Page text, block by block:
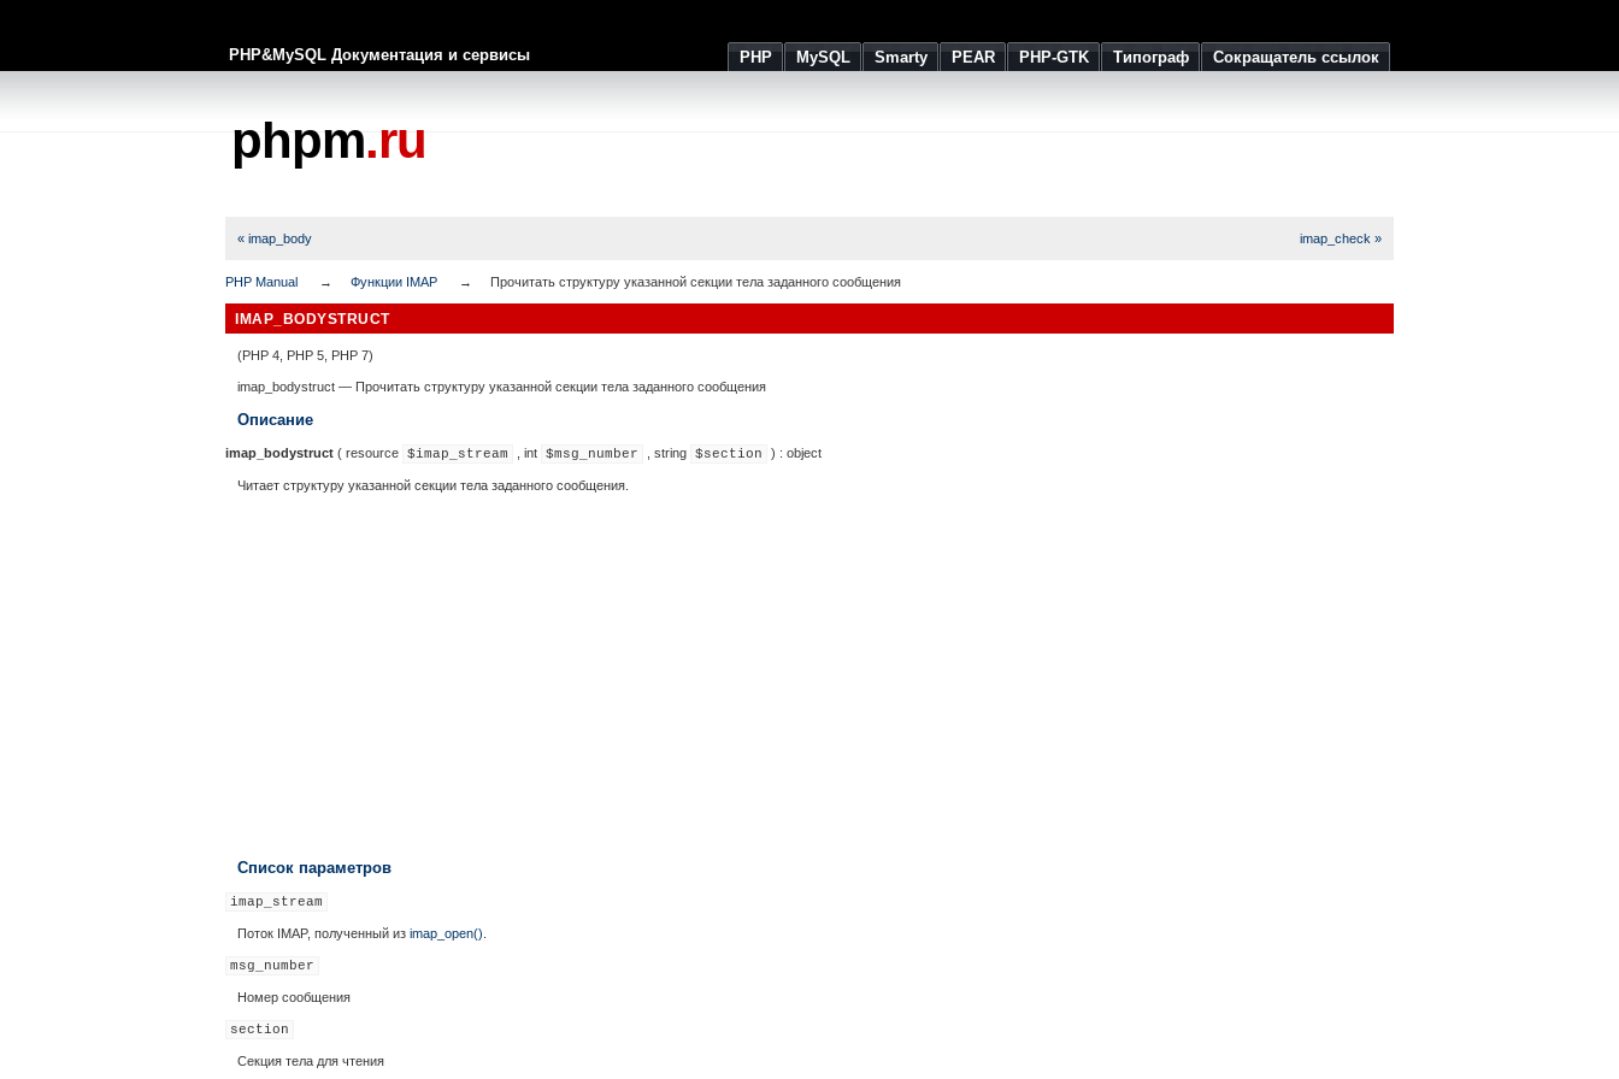
PHP&MySQL Документация и сервисы PHP MySQL Smarty PEAR PHP-GTK Типограф Сокращатель ссылок
phpm.ru
« imap_body imap_check »
PHP Manual Функции IMAP Прочитать структуру указанной секции тела заданного сообщения
IMAP_BODYSTRUCT
(PHP 4, PHP 5, PHP 7)
imap_bodystruct — Прочитать структуру указанной секции тела заданного сообщения
Описание
imap_bodystruct ( resource $imap_stream int $msg_number string $section ) : object
Читает структуру указанной секции тела заданного сообщения.
Список параметров
imap_stream
Поток IMAP, полученный из imap_open()
msg_number
Номер сообщения
section
Секция тела для чтения